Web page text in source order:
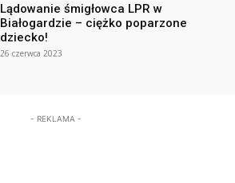
Lądowanie śmigłowca LPR w
Białogardzie – ciężko poparzone
dziecko!
26 czerwca 2023
- REKLAMA -